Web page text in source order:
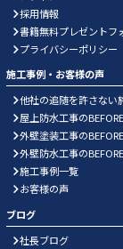
採用情報
書籍無料プレゼントフ
プライバシーポリシー
施工事例・お客様の声
他社の追随を許さない
屋上防水工事の
外壁塗装工事の
外壁防水工事の
施工事例一覧
お客様の声
ブログ
社長ブログ